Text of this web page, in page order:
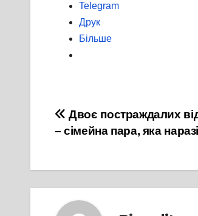
Telegram
Друк
Більше
Навігація
записів
Двоє постраждалих
– сімейна пара, яка